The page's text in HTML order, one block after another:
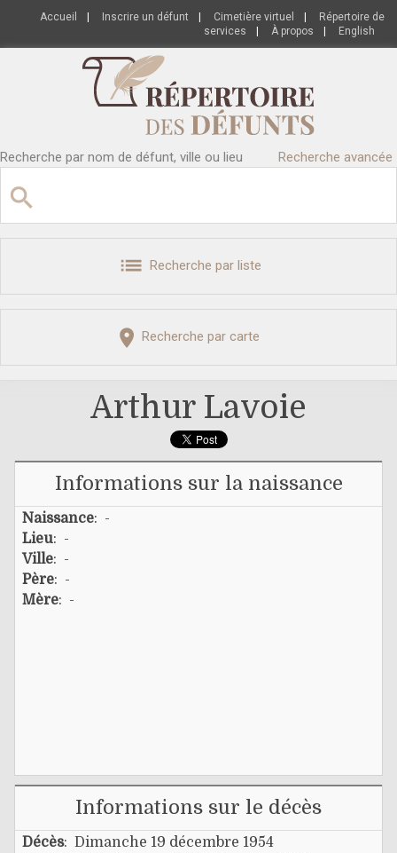
Accueil Inscrire un défunt Cimetière virtuel
Répertoire de
services
À propos English
Recherche par nom de défunt, ville ou lieu Recherche avancée
Recherche par liste
Recherche par carte
Arthur Lavoie
Informations sur la naissance
Naissance: -
Lieu: -
Ville: -
Père: -
Mère: -
Informations sur le décès
Décès: Dimanche 19 décembre 1954